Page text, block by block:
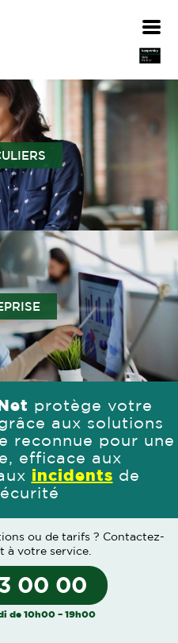
protège votre
aux solutions
reconnue pour une
efficace aux
incidents de
ou de tarifs ? Contactez-
à votre service.
00 00
de 10h00 – 19h00